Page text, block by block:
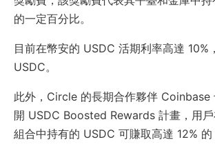
的一定百分比。
目前在幣安的 USDC 活期利率高達 10%
USDC。
此外，Circle 的長期合作夥伴 Coinbase
開 USDC Boosted Rewards 計畫，用
組合中持有的 USDC 可賺取高達 12%